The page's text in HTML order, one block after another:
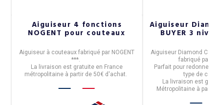
Aiguiseur 4 fonctions
NOGENT pour couteaux
Aiguiseur à couteauxfabriqué par NOGENT
***.
La livraison est gratuite en France
métropolitaine à partir de 50€ d'achat.
Aiguiseur
BUYER 3
Aiguiseur Diamond
fabriqué par
Parfait pour redonner
type de
La livraison est
Métropolitaine à partir